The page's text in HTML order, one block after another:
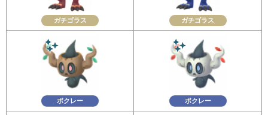
ガチゴラス ガチゴラス
ボクレー ボクレー